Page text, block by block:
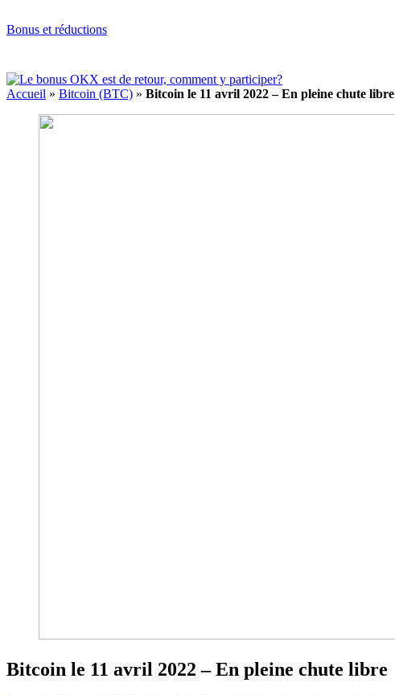
Bonus et réductions
Accueil » Bitcoin (BTC) » Bitcoin le 11 avril 2022 – En pleine chute libre
Bitcoin le 11 avril 2022 – En pleine chute libre